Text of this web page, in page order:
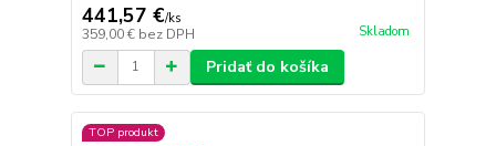
441,57 €/ks
359,00 € bez DPH Skladom
Pridať do košíka
TOP produkt